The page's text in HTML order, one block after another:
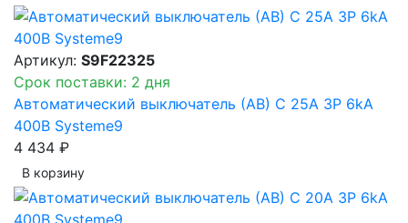
Артикул: S9F22325
Срок поставки: 2 дня
Автоматический выключатель (АВ) C 25A 3P 6kA
400В Systeme9
4 434 ₽
В корзинy